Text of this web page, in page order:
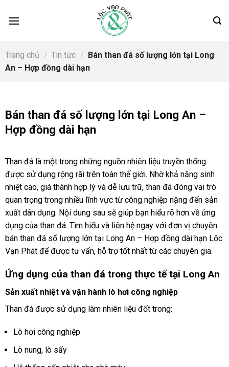
Trang chủ / Tin tức / Bán than đá số lượng lớn tại Long
An – Hợp đồng dài hạn
Bán than đá số lượng lớn tại Long An –
Hợp đồng dài hạn
Than đá là một trong những nguồn nhiên liệu truyền thống
được sử dụng rộng rãi trên toàn thế giới. Nhờ khả năng sinh
nhiệt cao, giá thành hợp lý và dễ lưu trữ, than đá đóng vai trò
quan trọng trong nhiều lĩnh vực từ công nghiệp nặng đến sản
xuất dân dụng. Nội dung sau sẽ giúp bạn hiểu rõ hơn về ứng
dụng của than đá. Tìm hiểu và liên hệ ngay với đơn vị chuyên
bán than đá số lượng lớn tại Long An – Hợp đồng dài hạn Lộc
Vạn Phát để được tư vấn, hỗ trợ tốt nhất từ các chuyên gia.
Ứng dụng của than đá trong thực tế tại Long An
Sản xuất nhiệt và vận hành lò hơi công nghiệp
Than đá được sử dụng làm nhiên liệu đốt trong:
Lò hơi công nghiệp
Lò nung, lò sấy